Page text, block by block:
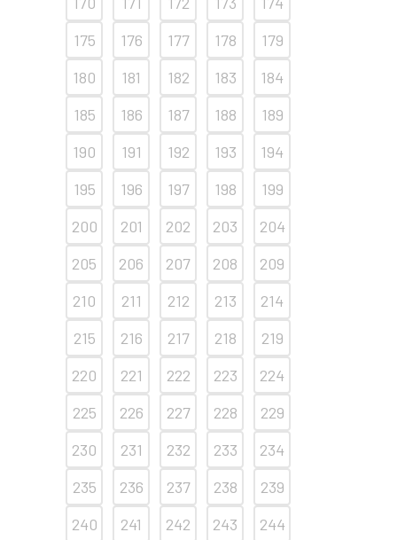
175
176 177 178
179
180
181 182 183
184
185
186 187 188
189
190
191 192 193
194
195
196 197 198
199
200
201 202 203
204
205
206 207 208
209
210
211 212 213
214
215
216 217 218
219
220
221 222 223
224
225
226 227 228
229
230
231 232 233
234
235
236 237 238
239
240
241 242 243
244